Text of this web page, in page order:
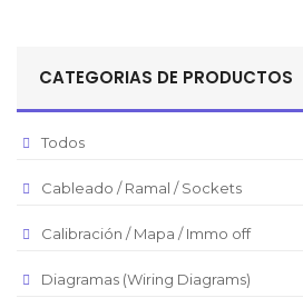
CATEGORIAS DE PRODUCTOS
Todos
Cableado / Ramal / Sockets
Calibración / Mapa / Immo off
Diagramas (Wiring Diagrams)